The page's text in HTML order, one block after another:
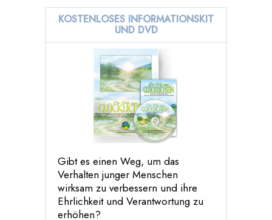
KOSTENLOSES INFORMATIONSKIT
UND DVD
Gibt es einen Weg, um das
Verhalten junger Menschen
wirksam zu verbessern und ihre
Ehrlichkeit und Verantwortung zu
erhöhen?